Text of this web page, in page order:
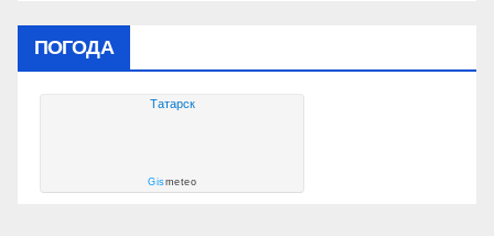
ПОГОДА
Татарск
Gismeteo